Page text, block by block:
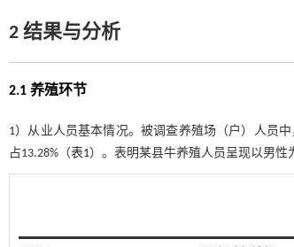
2 结果与分析
2.1 养殖环节
1）从业人员基本情况。被调查养殖场（户）人员
占13.28%（表1）。表明某县牛养殖人员呈现以男性